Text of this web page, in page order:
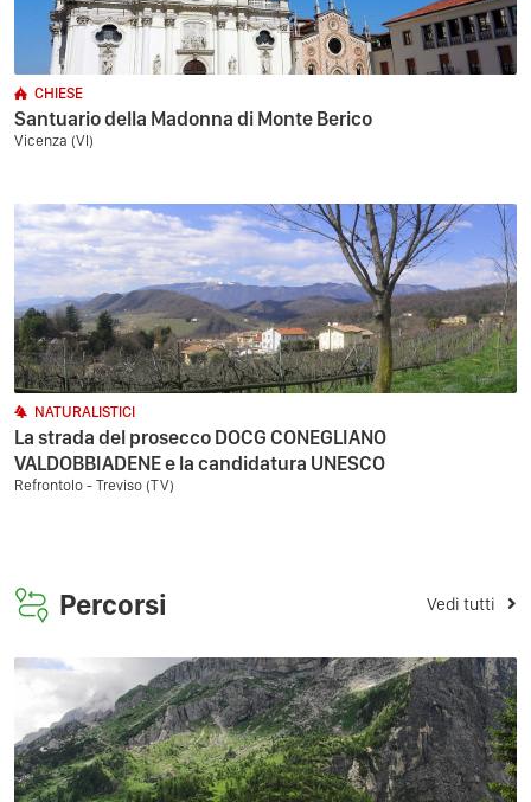
CHIESE
Santuario della Madonna di Monte Berico
Vicenza (VI)
NATURALISTICI
La strada del prosecco DOCG CONEGLIANO
VALDOBBIADENE e la candidatura UNESCO
Refrontolo - Treviso (TV)
Percorsi Vedi tutti